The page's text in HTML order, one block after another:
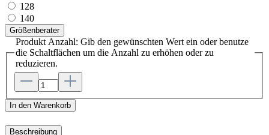
128
140
Größenberater
Produkt Anzahl: Gib den gewünschten Wert ein oder benutze
die Schaltflächen um die Anzahl zu erhöhen oder zu
reduzieren.
In den Warenkorb
Beschreibung